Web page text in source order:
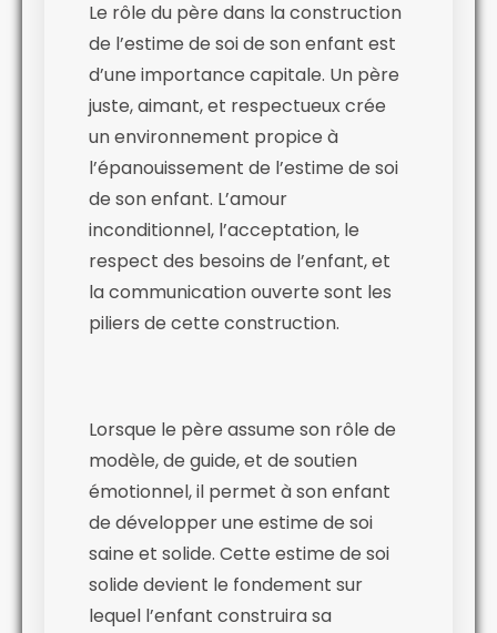
Le rôle du père dans la construction
de l’estime de soi de son enfant est
d’une importance capitale. Un père
juste, aimant, et respectueux crée
un environnement propice à
l’épanouissement de l’estime de soi
de son enfant. L’amour
inconditionnel, l’acceptation, le
respect des besoins de l’enfant, et
la communication ouverte sont les
piliers de cette construction.
Lorsque le père assume son rôle de
modèle, de guide, et de soutien
émotionnel, il permet à son enfant
de développer une estime de soi
saine et solide. Cette estime de soi
solide devient le fondement sur
lequel l’enfant construira sa